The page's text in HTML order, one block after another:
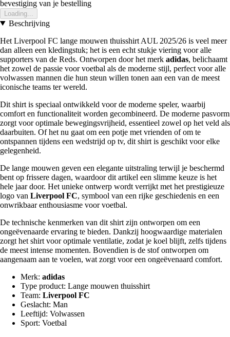
bevestiging van je bestelling
Loading...
Beschrijving
Het Liverpool FC lange mouwen thuisshirt AUL 2025/26 is veel meer
dan alleen een kledingstuk; het is een echt stukje viering voor alle
supporters van de Reds. Ontworpen door het merk adidas, belichaamt
het zowel de passie voor voetbal als de moderne stijl, perfect voor alle
volwassen mannen die hun steun willen tonen aan een van de meest
iconische teams ter wereld.
Dit shirt is speciaal ontwikkeld voor de moderne speler, waarbij
comfort en functionaliteit worden gecombineerd. De moderne pasvorm
zorgt voor optimale bewegingsvrijheid, essentieel zowel op het veld als
daarbuiten. Of het nu gaat om een potje met vrienden of om te
ontspannen tijdens een wedstrijd op tv, dit shirt is geschikt voor elke
gelegenheid.
De lange mouwen geven een elegante uitstraling terwijl je beschermd
bent op frissere dagen, waardoor dit artikel een slimme keuze is het
hele jaar door. Het unieke ontwerp wordt verrijkt met het prestigieuze
logo van Liverpool FC, symbool van een rijke geschiedenis en een
onwrikbaar enthousiasme voor voetbal.
De technische kenmerken van dit shirt zijn ontworpen om een
ongeëvenaarde ervaring te bieden. Dankzij hoogwaardige materialen
zorgt het shirt voor optimale ventilatie, zodat je koel blijft, zelfs tijdens
de meest intense momenten. Bovendien is de stof ontworpen om
aangenaam aan te voelen, wat zorgt voor een ongeëvenaard comfort.
Merk: adidas
Type product: Lange mouwen thuisshirt
Team: Liverpool FC
Geslacht: Man
Leeftijd: Volwassen
Sport: Voetbal